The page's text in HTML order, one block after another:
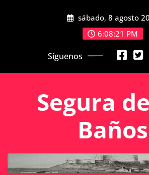
sábado, 8 agosto
6:08:21 PM
Síguenos
Segura
Baños